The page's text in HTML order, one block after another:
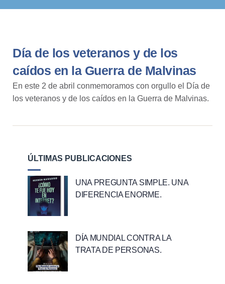
Día de los veteranos y de los
caídos en la Guerra de Malvinas
En este 2 de abril conmemoramos con orgullo el Día de
los veteranos y de los caídos en la Guerra de Malvinas.
ÚLTIMAS PUBLICACIONES
UNA PREGUNTA SIMPLE. UNA
DIFERENCIA ENORME.
DÍA MUNDIAL CONTRA LA
TRATA DE PERSONAS.